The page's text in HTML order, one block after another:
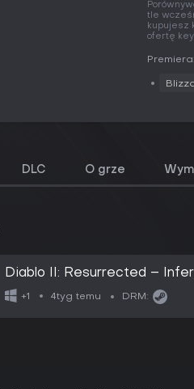
tle
kupujesz
ofertę
DLC O grze
Diablo II: Resurrected –
+1 4tyg temu DRM: